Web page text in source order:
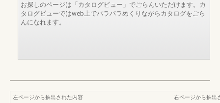
お探しのページは「カタログビュー」でごらんいただけます。カ
タログビューではweb上でパラパラめくりながらカタログをごら
んになれます。
左ページから抽出された内容
右ページから抽出